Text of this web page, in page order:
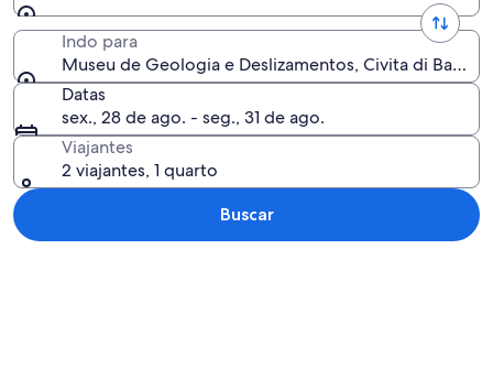
Indo para
Museu de Geologia e Deslizamentos, Civita di
Datas
sex., 28 de ago. - seg., 31 de ago.
Viajantes
2 viajantes, 1 quarto
Buscar